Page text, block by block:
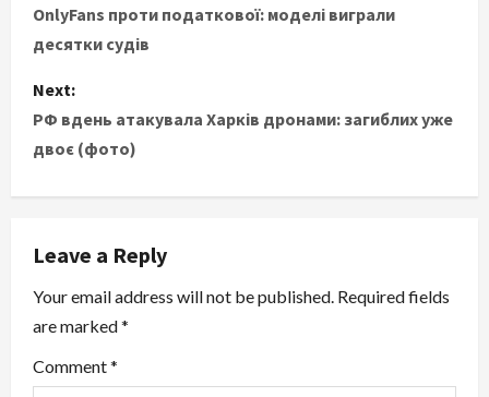
o
s
t
n
a
v
i
g
a
OnlyFans проти податкової: моделі виграли
десятки судів
Next:
РФ вдень атакувала Харків дронами: загиблих уже
двоє (фото)
Leave a Reply
Your email address will not be published. Required fields
are marked*
Comment*